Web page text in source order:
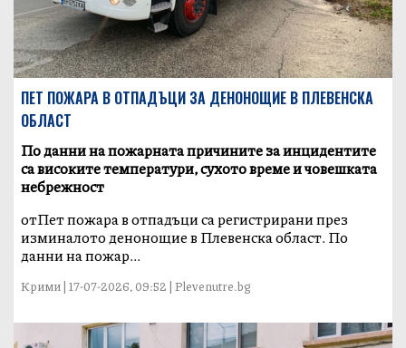
ПЕТ ПОЖАРА В ОТПАДЪЦИ ЗА ДЕНОНОЩИЕ В ПЛЕВЕНСКА
ОБЛАСТ
По данни на пожарната причините за инцидентите
са високите температури, сухото време и човешката
небрежност
отПет пожара в отпадъци са регистрирани през
изминалото денонощие в Плевенска област. По
данни на пожар...
Крими | 17-07-2026, 09:52 | Plevenutre.bg